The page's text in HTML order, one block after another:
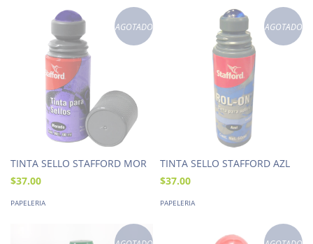
AGOTADO
TINTA SELLO STAFFORD MOR
$37.00
PAPELERIA
AGOTADO
TINTA SELLO STAFFORD AZL
$37.00
PAPELERIA